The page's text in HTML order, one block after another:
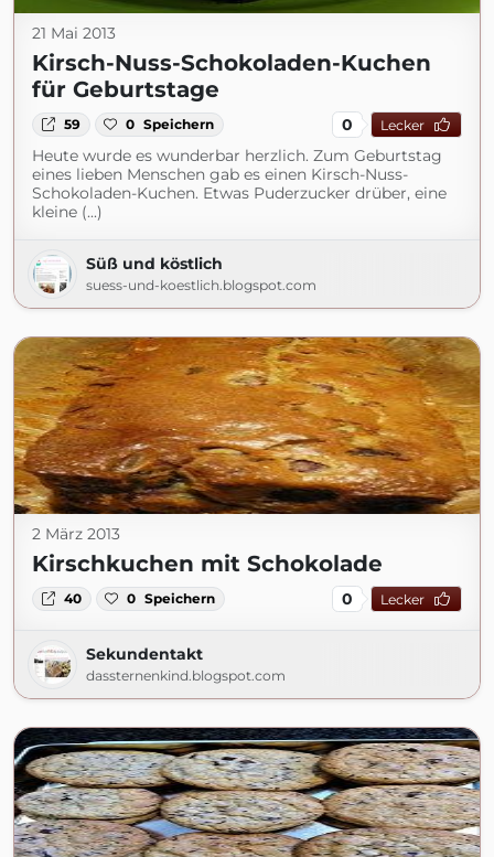
21 Mai 2013
Kirsch-Nuss-Schokoladen-Kuchen
für Geburtstage
59 0 Speichern 0 Lecker
Heute wurde es wunderbar herzlich. Zum Geburtstag
eines lieben Menschen gab es einen Kirsch-Nuss-
Schokoladen-Kuchen. Etwas Puderzucker drüber, eine
kleine (...)
Süß und köstlich
suess-und-koestlich.blogspot.com
2 März 2013
Kirschkuchen mit Schokolade
40 0 Speichern 0 Lecker
Sekundentakt
dassternenkind.blogspot.com